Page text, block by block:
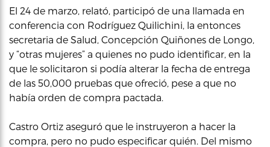
El 24 de marzo, relató, participó de una llamada en
conferencia con Rodríguez Quilichini, la entonces
secretaria de Salud, Concepción Quiñones de Longo,
y “otras mujeres” a quienes no pudo identificar, en la
que le solicitaron si podía alterar la fecha de entrega
de las 50,000 pruebas que ofreció, pese a que no
había orden de compra pactada.
Castro Ortiz aseguró que le instruyeron a hacer la
compra, pero no pudo especificar quién. Del mismo